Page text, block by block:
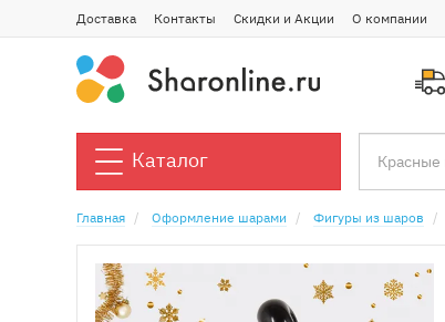
Доставка Контакты Скидки и Акции О компании
Каталог
Главная Оформление шарами Фигуры из шаров